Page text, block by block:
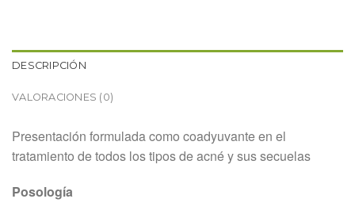
DESCRIPCIÓN
VALORACIONES (0)
Presentación formulada como coadyuvante en el
tratamiento de todos los tipos de acné y sus secuelas
Posología